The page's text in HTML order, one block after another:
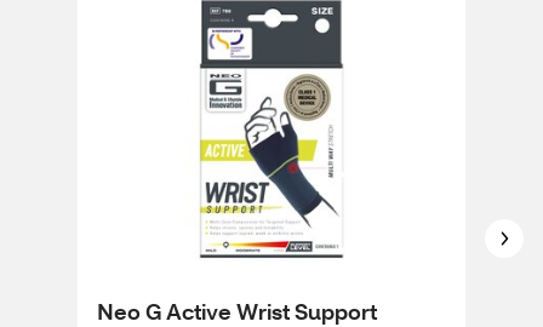
Neo G Active Wrist Support